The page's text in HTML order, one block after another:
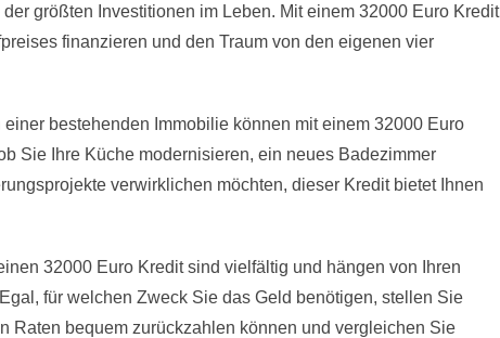
größten Investitionen im Leben. Mit einem 32000 Euro Kredit
finanzieren und den Traum von den eigenen vier
bestehenden Immobilie können mit einem 32000 Euro
Sie Ihre Küche modernisieren, ein neues Badezimmer
verwirklichen möchten, dieser Kredit bietet Ihnen
32000 Euro Kredit sind vielfältig und hängen von Ihren
für welchen Zweck Sie das Geld benötigen, stellen Sie
Raten bequem zurückzahlen können und vergleichen Sie